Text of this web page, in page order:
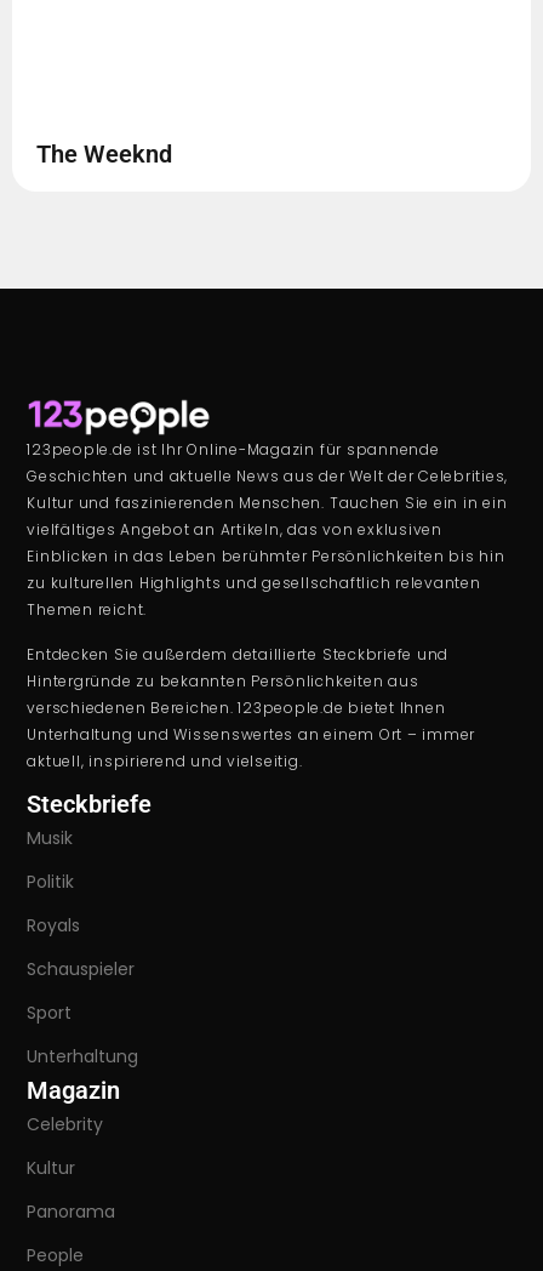
The Weeknd
123people.de ist Ihr Online-Magazin für spannende
Geschichten und aktuelle News aus der Welt der Celebrities,
Kultur und faszinierenden Menschen. Tauchen Sie ein in ein
vielfältiges Angebot an Artikeln, das von exklusiven
Einblicken in das Leben berühmter Persönlichkeiten bis hin
zu kulturellen Highlights und gesellschaftlich relevanten
Themen reicht.
Entdecken Sie außerdem detaillierte Steckbriefe und
Hintergründe zu bekannten Persönlichkeiten aus
verschiedenen Bereichen. 123people.de bietet Ihnen
Unterhaltung und Wissenswertes an einem Ort – immer
aktuell, inspirierend und vielseitig.
Steckbriefe
Musik
Politik
Royals
Schauspieler
Sport
Unterhaltung
Magazin
Celebrity
Kultur
Panorama
People